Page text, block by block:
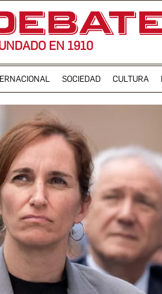
EN 1910
SOCIEDAD CULTURA